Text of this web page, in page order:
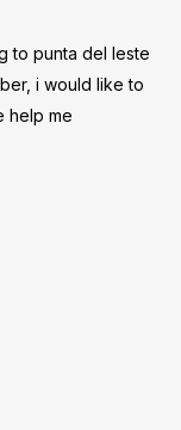
to punta del leste
i would like to
help me